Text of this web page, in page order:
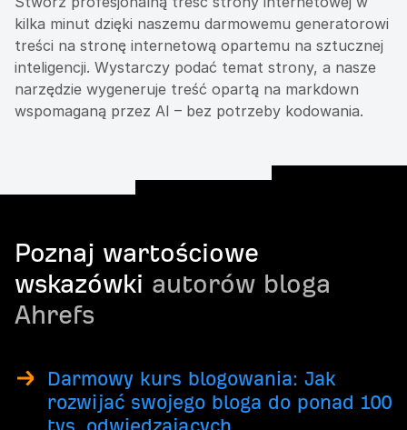
kilka minut dzięki naszemu darmowemu generatorowi
treści na stronę internetową opartemu na sztucznej
inteligencji. Wystarczy podać temat strony, a nasze
narzędzie wygeneruje treść opartą na markdown
wspomaganą przez AI – bez potrzeby kodowania.
Poznaj wartościowe
wskazówki autorów bloga
Ahrefs
Darmowy kurs blogowania: Jak
rozwijać swojego bloga do ponad 100